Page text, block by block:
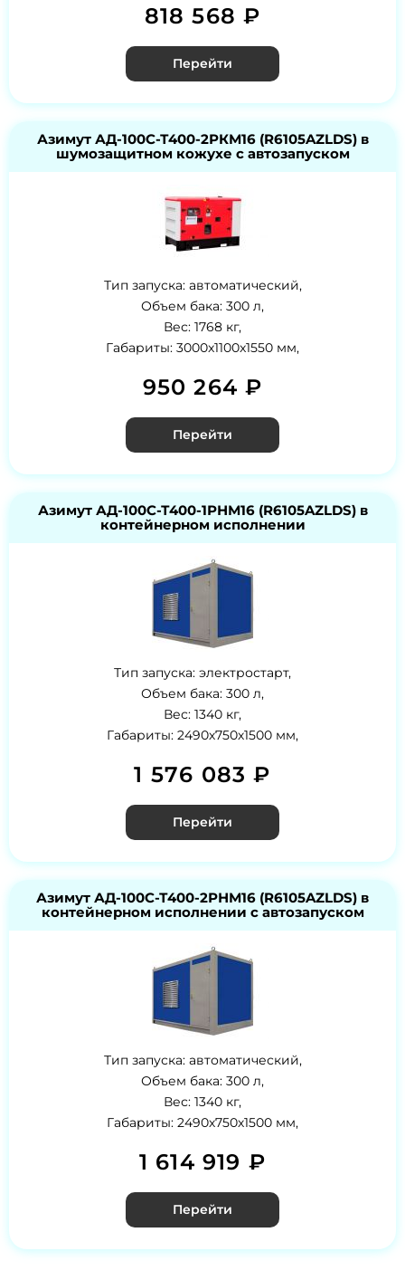
818 568 ₽
Перейти
Азимут АД-100С-Т400-2РКМ16 (R6105AZLDS) в
шумозащитном кожухе с автозапуском
Тип запуска: автоматический,
Объем бака: 300 л,
Вес: 1768 кг,
Габариты: 3000x1100x1550 мм,
950 264 ₽
Перейти
Азимут АД-100С-Т400-1РНМ16 (R6105AZLDS) в
контейнерном исполнении
Тип запуска: электростарт,
Объем бака: 300 л,
Вес: 1340 кг,
Габариты: 2490х750х1500 мм,
1 576 083 ₽
Перейти
Азимут АД-100С-Т400-2РНМ16 (R6105AZLDS) в
контейнерном исполнении с автозапуском
Тип запуска: автоматический,
Объем бака: 300 л,
Вес: 1340 кг,
Габариты: 2490х750х1500 мм,
1 614 919 ₽
Перейти